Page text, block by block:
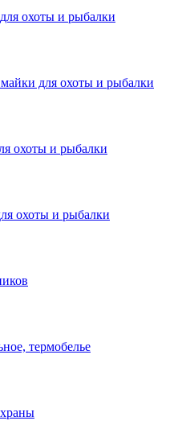
охоты и рыбалки
для охоты и рыбалки
охоты и рыбалки
охоты и рыбалки
термобелье